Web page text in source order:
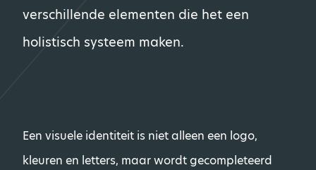
verschillende elementen die het een
holistisch systeem maken.
Een visuele identiteit is niet alleen een logo,
kleuren en letters, maar wordt gecompleteerd